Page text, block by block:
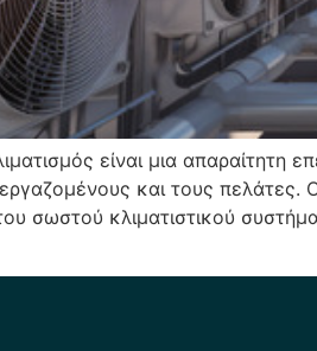
είναι μια απαραίτητη
και τους πελάτες.
σωστού κλιματιστικού